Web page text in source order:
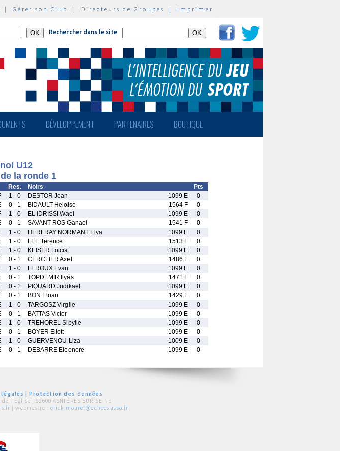
| Gérer son Club | Directeurs de Groupes | Imprimer
Rechercher dans le site
DÉVELOPPEMENT PARTENAIRES BOUTIQUE
U12
la ronde 1
Res. Noirs
Pts
1 - 0 DESTOR Jean 1099 E
0
0 - 1 BIDAULT Heloise 1564 F
0
1 - 0 EL IDRISSI Wael 1099 E
0
0 - 1 SAVANT-ROS Ganael 1541 F
0
1 - 0 HERFRAY NORMANT Elya 1099 E
0
1 - 0 LEE Terence 1513 F
0
1 - 0 KEISER Loicia 1099 E
0
0 - 1 CERCLIER Axel 1486 F
0
1 - 0 LEROUX Evan 1099 E
0
0 - 1 TOPDEMIR Ilyas 1471 F
0
0 - 1 PIQUARD Judikael 1099 E
0
0 - 1 BON Eloan 1429 F
0
1 - 0 TARGOSZ Virgile 1099 E
0
0 - 1 BATTAS Victor 1099 E
0
1 - 0 TREHOREL Sibylle 1099 E
0
0 - 1 BOYER Eliott 1099 E
0
1 - 0 GUERVENOU Liza 1009 E
0
0 - 1 DEBARRE Eleonore 1099 E 0
Protection des données
l'Eglise | 92600 ASNIERES SUR SEINE
| webmestre : erick.mouret@echecs.asso.fr